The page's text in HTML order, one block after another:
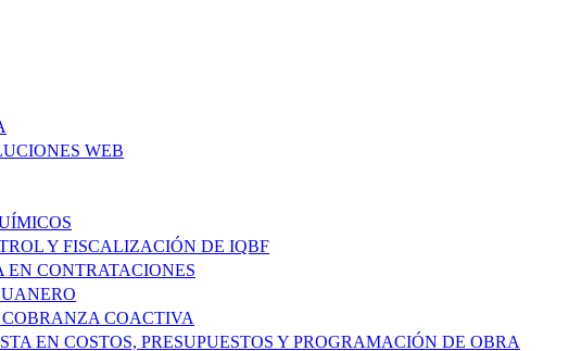
WEB
Y FISCALIZACIÓN DE IQBF
EN CONTRATACIONES
COACTIVA
EN COSTOS, PRESUPUESTOS Y PROGRAMACIÓN DE OBRA